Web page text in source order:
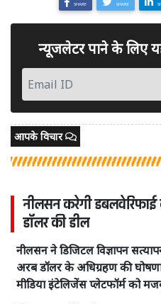
SHARE SHARE
न्यूजलेटर पाने के लिए
आपके विचार
नीलसन करेगी
डॉलर की डील
नीलसन ने डिजिटल विज्ञापन
अरब डॉलर के अधिग्रहण की
मीडिया इंटेलिजेंस प्लेटफॉर्म को